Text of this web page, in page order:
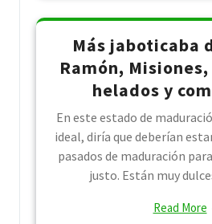
Más jaboticaba
Ramón,
helados y
En este estado de
ideal, diría que deberían
pasados de maduración
justo. Están muy
Read More